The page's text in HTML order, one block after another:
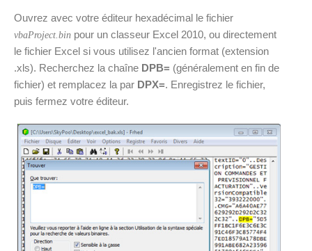
Ouvrez avec votre éditeur hexadécimal le fichier
vbaProject.bin pour un classeur Excel 2010, ou directement
le fichier Excel si vous utilisez l'ancien format (extension
.xls). Recherchez la chaîne DPB= (généralement en fin de
fichier) et remplacez la par DPX=. Enregistrez le fichier,
puis fermez votre éditeur.